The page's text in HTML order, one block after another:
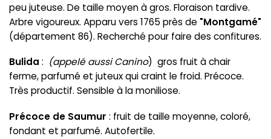
peu juteuse. De taille moyen à gros. Floraison tardive.
Arbre vigoureux. Apparu vers 1765 près de "Montgamé"
(département 86). Recherché pour faire des confitures.
Bulida : (appelé aussi Canino) gros fruit à chair
ferme, parfumé et juteux qui craint le froid. Précoce.
Très productif. Sensible à la moniliose.
Précoce de Saumur : fruit de taille moyenne, coloré,
fondant et parfumé. Autofertile.